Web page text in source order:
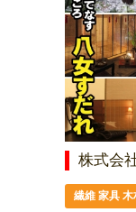
株式会
繊維 家具 木